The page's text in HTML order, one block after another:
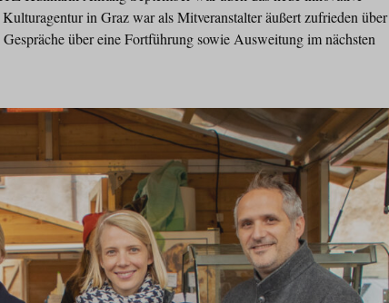
in Graz war als Mitveranstalter äußert zufrieden über
über eine Fortführung sowie Ausweitung im nächsten